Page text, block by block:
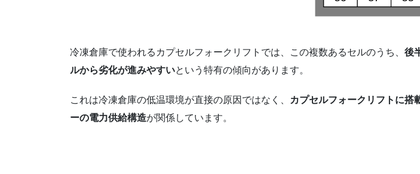
冷凍倉庫で使われるカプセルフォークリフトでは、この複数あるセルのうち、 後
ルから劣化が進みやすいという特有の傾向があります。
これは冷凍倉庫の低温環境が直接の原因ではなく、
カプセルフォークリフトに搭
ーの電力供給構造が関係しています。